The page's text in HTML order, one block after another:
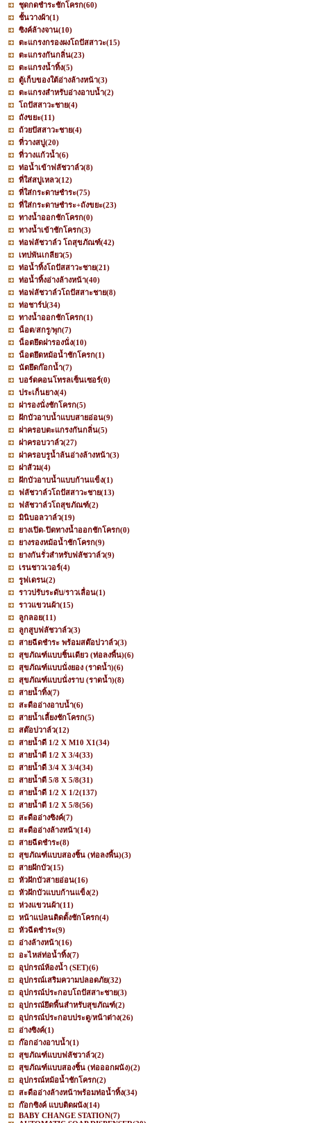
ชุดกดชำระชักโครก(60)
ชั้นวางผ้า(1)
ซิงค์ล้างจาน(10)
ตะแกรงกรองผงโถปัสสาวะ(15)
ตะแกรงกันกลิ่น(23)
ตะแกรงน้ำทิ้ง(5)
ตู้เก็บของใต้อ่างล้างหน้า(3)
ตะแกรงสำหรับอ่างอาบน้ำ(2)
โถปัสสาวะชาย(4)
ถังขยะ(11)
ถ้วยปัสสาวะชาย(4)
ที่วางสบู่(20)
ที่วางแก้วน้ำ(6)
ท่อน้ำเข้าฟลัชวาล์ว(8)
ที่ใส่สบู่เหลว(12)
ที่ใส่กระดาษชำระ(75)
ที่ใส่กระดาษชำระ+ถังขยะ(23)
ทางน้ำออกชักโครก(0)
ทางน้ำเข้าชักโครก(3)
ท่อฟลัชวาล์ว โถสุขภัณฑ์(42)
เทปพันเกลียว(5)
ท่อน้ำทิ้งโถปัสสาวะชาย(21)
ท่อน้ำทิ้งอ่างล้างหน้า(40)
ท่อฟลัชวาล์วโถปัสสาะชาย(8)
ท่อชาร์ป(34)
ทางน้ำออกชักโครก(1)
น็อต/สกรู/พุก(7)
น็อตยึดฝารองนั่ง(10)
น็อตยึดหม้อน้ำชักโครก(1)
นัตยึดก๊อกน้ำ(7)
บอร์ดคอนโทรลเซ็นเซอร์(0)
ประเก็นยาง(4)
ฝารองนั่งชักโครก(5)
ฝักบัวอาบน้ำแบบสายอ่อน(9)
ฝาครอบตะแกรงกันกลิ่น(5)
ฝาครอบวาล์ว(27)
ฝาครอบรูน้ำล้นอ่างล้างหน้า(3)
ฝาส้วม(4)
ฝักบัวอาบน้ำแบบก้านแข็ง(1)
ฟลัชวาล์วโถปัสสาวะชาย(13)
ฟลัชวาล์วโถสุขภัณฑ์(2)
มินิบอลวาล์ว(19)
ยางเปิด-ปิดทางน้ำออกชักโครก(0)
ยางรองหม้อน้ำชักโครก(9)
ยางกันรั่วสำหรับฟลัชวาล์ว(9)
เรนชาวเวอร์(4)
รูฟเดรน(2)
ราวปรับระดับ/ราวเลื่อน(1)
ราวแขวนผ้า(15)
ลูกลอย(11)
ลูกสูบฟลัชวาล์ว(3)
สายฉีดชำระ พร้อมสต๊อปวาล์ว(3)
สุขภัณฑ์แบบชิ้นเดียว (ท่อลงพื้น)(6)
สุขภัณฑ์แบบนั่งยอง (ราดน้ำ)(6)
สุขภัณฑ์แบบนั่งราบ (ราดน้ำ)(8)
สายน้ำทิ้ง(7)
สะดืออ่างอาบน้ำ(6)
สายน้ำเลี้ยงชักโครก(5)
สต๊อปวาล์ว(12)
สายน้ำดี 1/2 X M10 X1(34)
สายน้ำดี 1/2 X 3/4(33)
สายน้ำดี 3/4 X 3/4(34)
สายน้ำดี 5/8 X 5/8(31)
สายน้ำดี 1/2 X 1/2(137)
สายน้ำดี 1/2 X 5/8(56)
สะดืออ่างซิงค์(7)
สะดืออ่างล้างหน้า(14)
สายฉีดชำระ(8)
สุขภัณฑ์แบบสองชิ้น (ท่อลงพื้น)(3)
สายฝักบัว(15)
หัวฝักบัวสายอ่อน(16)
หัวฝักบัวแบบก้านแข็ง(2)
ห่วงแขวนผ้า(11)
หน้าแปลนติดตั้งชักโครก(4)
หัวฉีดชำระ(9)
อ่างล้างหน้า(16)
อะไหล่ท่อน้ำทิ้ง(7)
อุปกรณ์ห้องน้ำ (SET)(6)
อุปกรณ์เสริมความปลอดภัย(32)
อุปกรณ์ประกอบโถปัสสาะชาย(3)
อุปกรณ์ยึดพื้นสำหรับสุขภัณฑ์(2)
อุปกรณ์ประกอบประตู/หน้าต่าง(26)
อ่างซิงค์(1)
ก๊อกอ่างอาบน้ำ(1)
สุขภัณฑ์แบบฟลัชวาล์ว(2)
สุขภัณฑ์แบบสองชิ้น (ท่อออกผนัง)(2)
อุปกรณ์หม้อน้ำชักโครก(2)
สะดืออ่างล้างหน้าพร้อมท่อน้ำทิ้ง(34)
ก๊อกซิงค์ แบบติดผนัง(14)
BABY CHANGE STATION(7)